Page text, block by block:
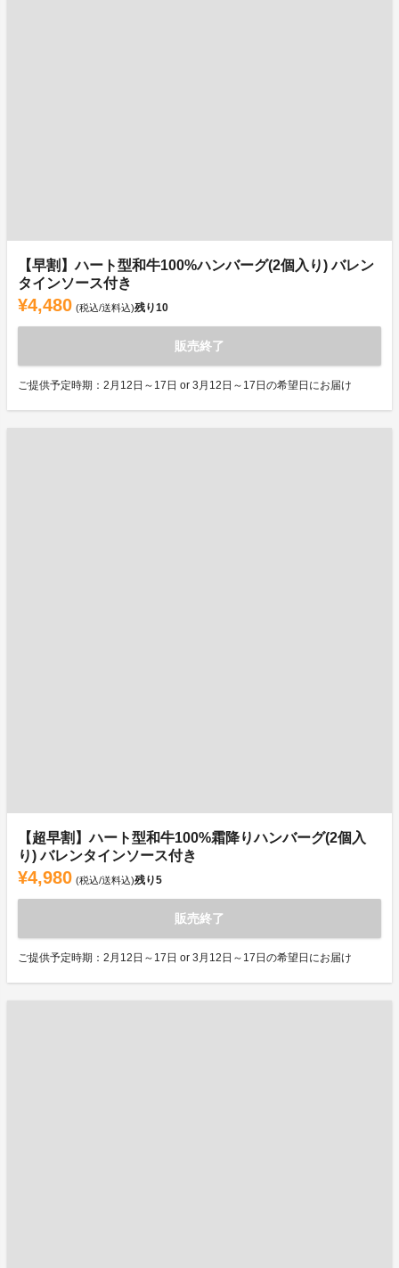
【早割】ハート型和牛100%ハンバーグ(2個入り) バレン
タインソース付き
¥4,480 (税込/送料込)残り10
販売終了
ご提供予定時期：2月12日～17日 or 3月12日～17日の希望日にお届け
【超早割】ハート型和牛100%霜降りハンバーグ(2個入
り) バレンタインソース付き
¥4,980 (税込/送料込)残り5
販売終了
ご提供予定時期：2月12日～17日 or 3月12日～17日の希望日にお届け